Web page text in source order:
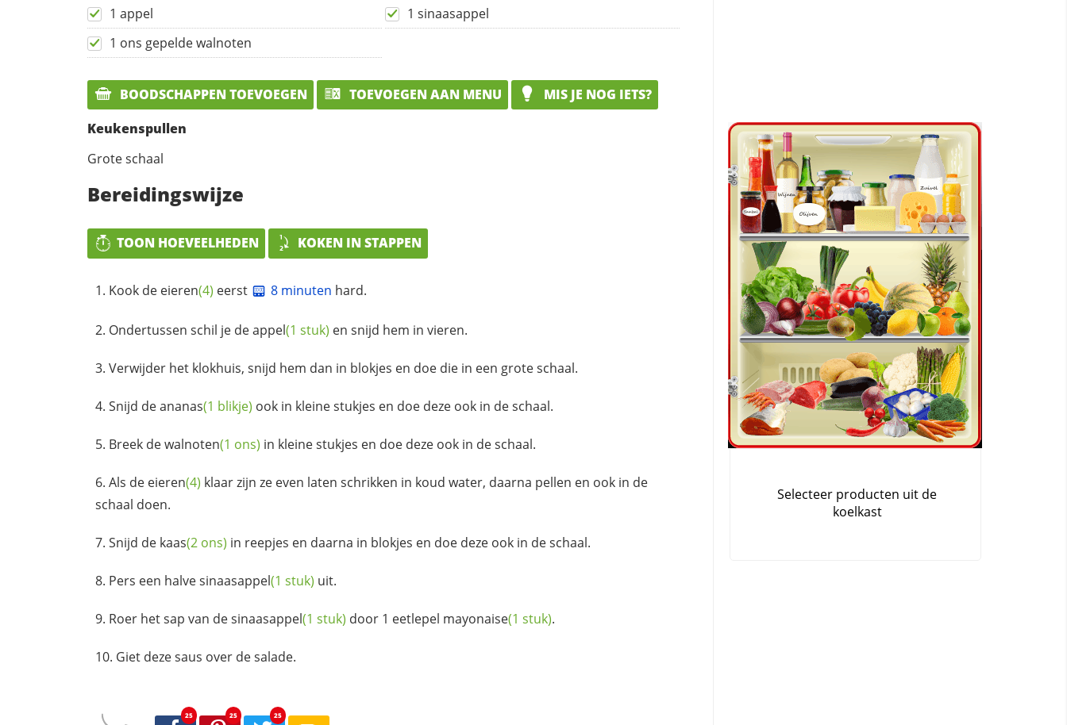
1 appel
1 sinaasappel
1 ons gepelde walnoten
BOODSCHAPPEN TOEVOEGEN TOEVOEGEN AAN MENU
MIS JE NOG IETS?
Keukenspullen
Grote schaal
Bereidingswijze
TOON HOEVEELHEDEN KOKEN IN STAPPEN
Kook de eieren(4) eerst 8 minuten hard.
Ondertussen schil je deappel(1 stuk) en snijd hem in vieren.
Verwijder het klokhuis, snijd hem dan in blokjes en doe die in een grote schaal.
Snijd deananas(1 blikje) ook in kleine stukjes en doe deze ook in de schaal.
Breek dewalnoten(1 ons) in kleine stukjes en doe deze ook in de schaal.
Als de eieren(4) klaar zijn ze even laten schrikken in koud water, daarna pellen en ook in de
schaal doen.
Snijd de kaas(2 ons) in reepjes en daarna in blokjes en doe deze ook in de schaal.
Pers een halvesinaasappel(1 stuk) uit.
Roer het sap van desinaasappel(1 stuk) door 1 eetlepel mayonaise(1 stuk).
Giet deze saus over de salade.
25 25 25